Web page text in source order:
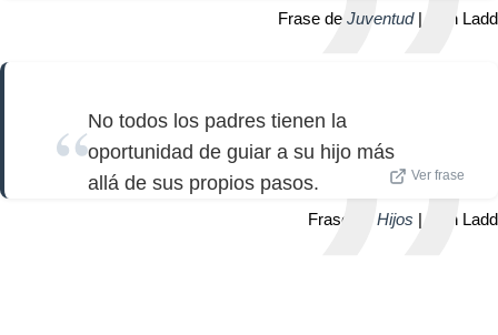
Frase de Juventud| Alan Ladd
No todos los padres tienen la
oportunidad de guiar a su hijo más
allá de sus propios pasos.
Ver frase
Frase de Hijos | Alan Ladd